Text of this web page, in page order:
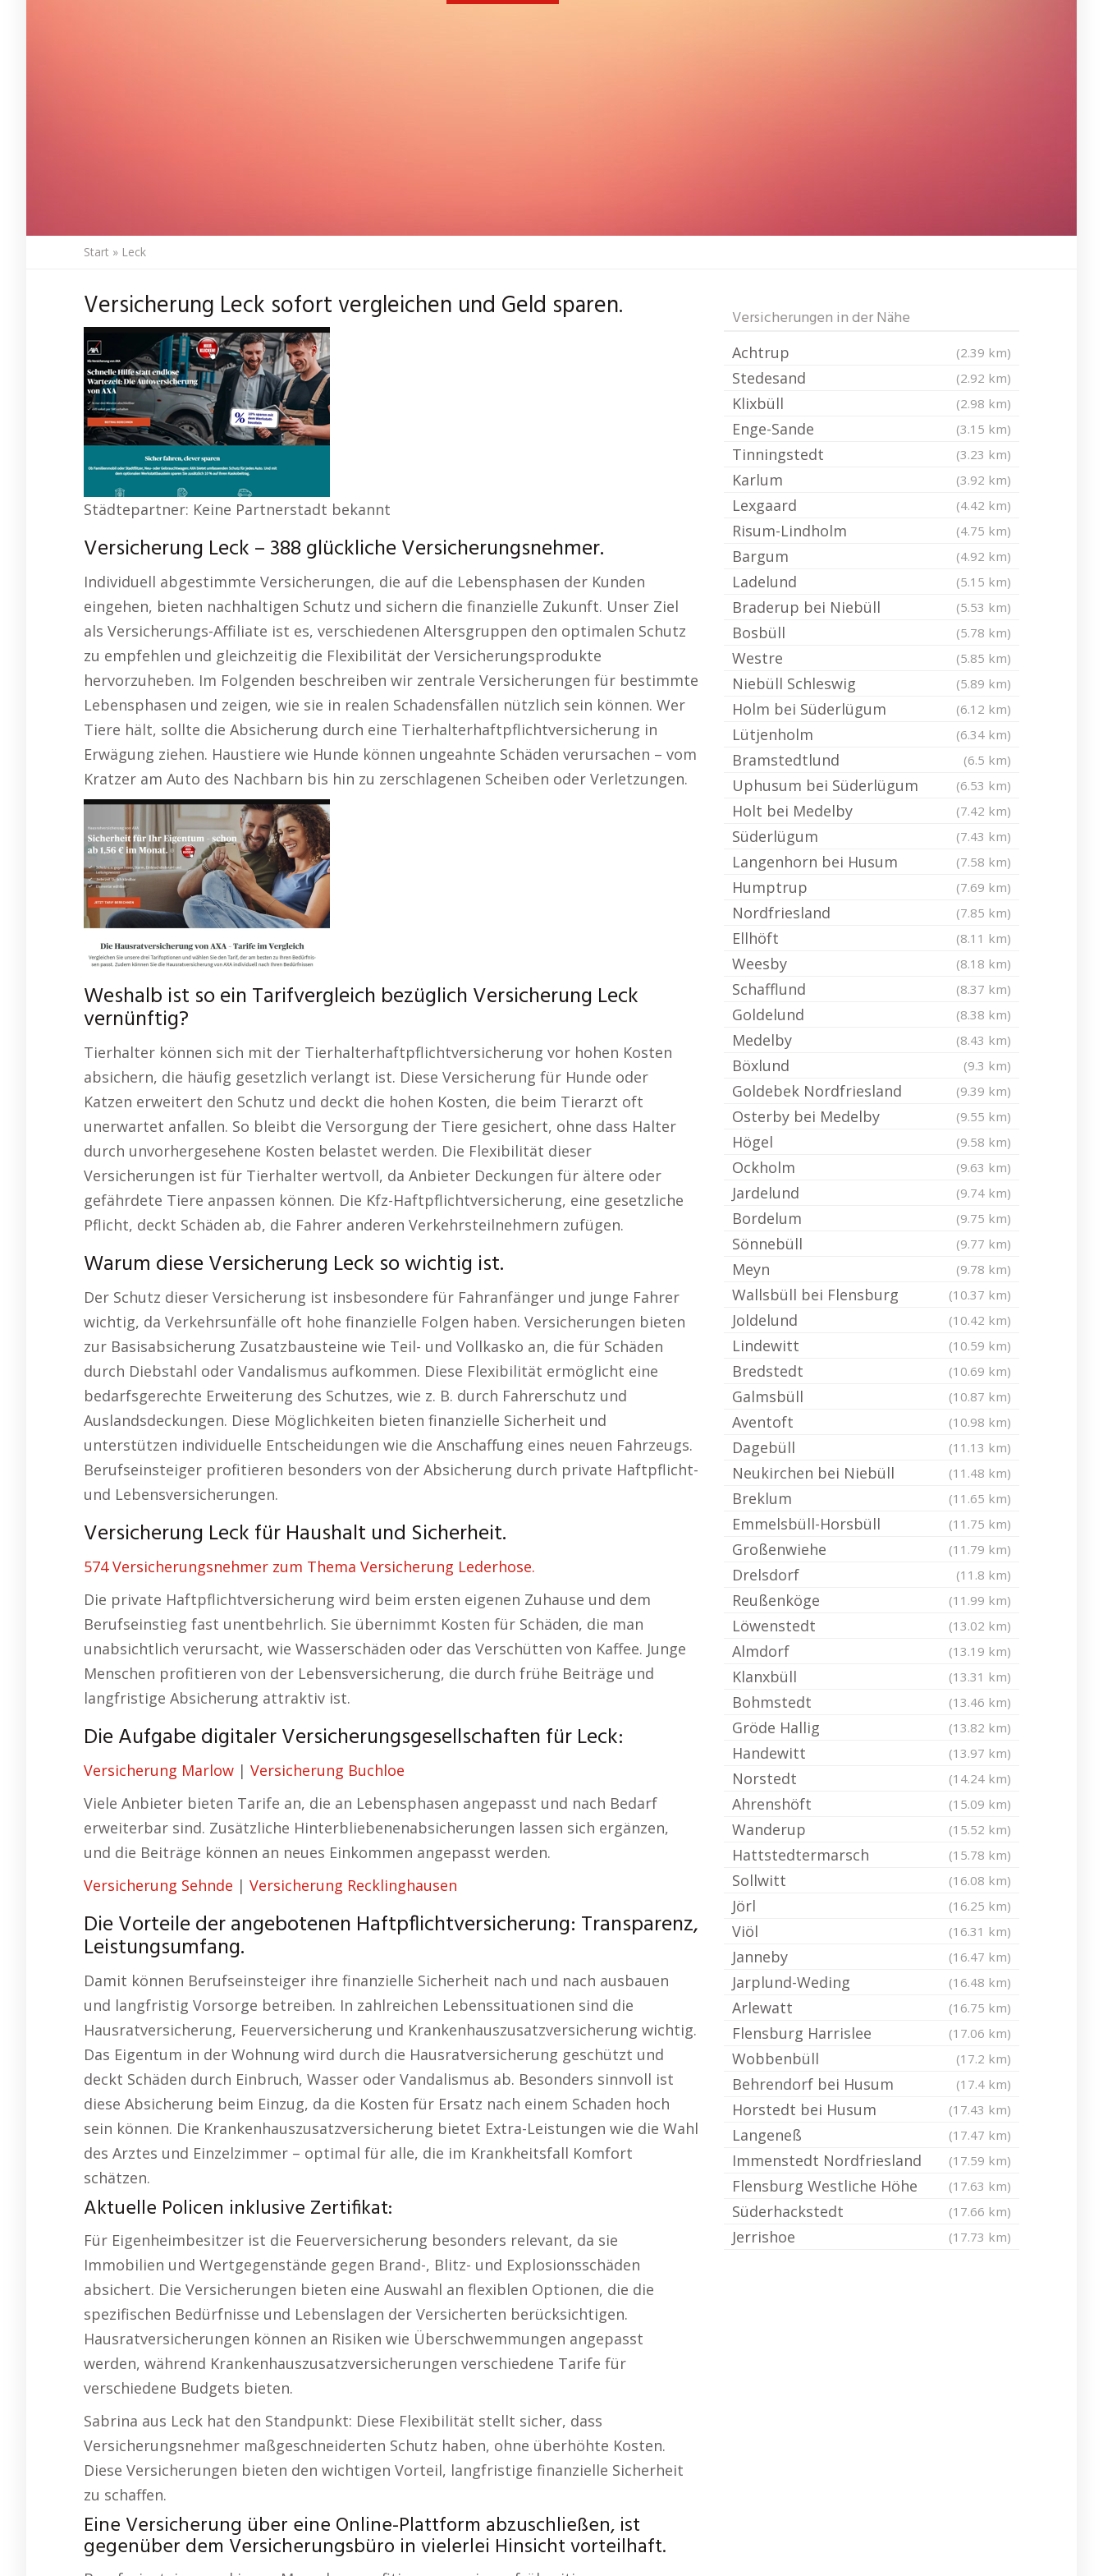
Start » Leck
Versicherung Leck sofort vergleichen und Geld sparen.
Städtepartner: Keine Partnerstadt bekannt
Versicherung Leck – 388 glückliche Versicherungsnehmer.
Individuell abgestimmte Versicherungen, die auf die Lebensphasen der Kunden
eingehen, bieten nachhaltigen Schutz und sichern die finanzielle Zukunft. Unser Ziel
als Versicherungs-Affiliate ist es, verschiedenen Altersgruppen den optimalen Schutz
zu empfehlen und gleichzeitig die Flexibilität der Versicherungsprodukte
hervorzuheben. Im Folgenden beschreiben wir zentrale Versicherungen für bestimmte
Lebensphasen und zeigen, wie sie in realen Schadensfällen nützlich sein können. Wer
Tiere hält, sollte die Absicherung durch eine Tierhalterhaftpflichtversicherung in
Erwägung ziehen. Haustiere wie Hunde können ungeahnte Schäden verursachen – vom
Kratzer am Auto des Nachbarn bis hin zu zerschlagenen Scheiben oder Verletzungen.
Weshalb ist so ein Tarifvergleich bezüglich Versicherung Leck
vernünftig?
Tierhalter können sich mit der Tierhalterhaftpflichtversicherung vor hohen Kosten
absichern, die häufig gesetzlich verlangt ist. Diese Versicherung für Hunde oder
Katzen erweitert den Schutz und deckt die hohen Kosten, die beim Tierarzt oft
unerwartet anfallen. So bleibt die Versorgung der Tiere gesichert, ohne dass Halter
durch unvorhergesehene Kosten belastet werden. Die Flexibilität dieser
Versicherungen ist für Tierhalter wertvoll, da Anbieter Deckungen für ältere oder
gefährdete Tiere anpassen können. Die Kfz-Haftpflichtversicherung, eine gesetzliche
Pflicht, deckt Schäden ab, die Fahrer anderen Verkehrsteilnehmern zufügen.
Warum diese Versicherung Leck so wichtig ist.
Der Schutz dieser Versicherung ist insbesondere für Fahranfänger und junge Fahrer
wichtig, da Verkehrsunfälle oft hohe finanzielle Folgen haben. Versicherungen bieten
zur Basisabsicherung Zusatzbausteine wie Teil- und Vollkasko an, die für Schäden
durch Diebstahl oder Vandalismus aufkommen. Diese Flexibilität ermöglicht eine
bedarfsgerechte Erweiterung des Schutzes, wie z. B. durch Fahrerschutz und
Auslandsdeckungen. Diese Möglichkeiten bieten finanzielle Sicherheit und
unterstützen individuelle Entscheidungen wie die Anschaffung eines neuen Fahrzeugs.
Berufseinsteiger profitieren besonders von der Absicherung durch private Haftpflicht-
und Lebensversicherungen.
Versicherung Leck für Haushalt und Sicherheit.
574 Versicherungsnehmer zum Thema Versicherung Lederhose.
Die private Haftpflichtversicherung wird beim ersten eigenen Zuhause und dem
Berufseinstieg fast unentbehrlich. Sie übernimmt Kosten für Schäden, die man
unabsichtlich verursacht, wie Wasserschäden oder das Verschütten von Kaffee. Junge
Menschen profitieren von der Lebensversicherung, die durch frühe Beiträge und
langfristige Absicherung attraktiv ist.
Die Aufgabe digitaler Versicherungsgesellschaften für Leck:
Versicherung Marlow | Versicherung Buchloe
Viele Anbieter bieten Tarife an, die an Lebensphasen angepasst und nach Bedarf
erweiterbar sind. Zusätzliche Hinterbliebenenabsicherungen lassen sich ergänzen,
und die Beiträge können an neues Einkommen angepasst werden.
Versicherung Sehnde | Versicherung Recklinghausen
Die Vorteile der angebotenen Haftpflichtversicherung: Transparenz,
Leistungsumfang.
Damit können Berufseinsteiger ihre finanzielle Sicherheit nach und nach ausbauen
und langfristig Vorsorge betreiben. In zahlreichen Lebenssituationen sind die
Hausratversicherung, Feuerversicherung und Krankenhauszusatzversicherung wichtig.
Das Eigentum in der Wohnung wird durch die Hausratversicherung geschützt und
deckt Schäden durch Einbruch, Wasser oder Vandalismus ab. Besonders sinnvoll ist
diese Absicherung beim Einzug, da die Kosten für Ersatz nach einem Schaden hoch
sein können. Die Krankenhauszusatzversicherung bietet Extra-Leistungen wie die Wahl
des Arztes und Einzelzimmer – optimal für alle, die im Krankheitsfall Komfort
schätzen.
Aktuelle Policen inklusive Zertifikat:
Für Eigenheimbesitzer ist die Feuerversicherung besonders relevant, da sie
Immobilien und Wertgegenstände gegen Brand-, Blitz- und Explosionsschäden
absichert. Die Versicherungen bieten eine Auswahl an flexiblen Optionen, die die
spezifischen Bedürfnisse und Lebenslagen der Versicherten berücksichtigen.
Hausratversicherungen können an Risiken wie Überschwemmungen angepasst
werden, während Krankenhauszusatzversicherungen verschiedene Tarife für
verschiedene Budgets bieten.
Sabrina aus Leck hat den Standpunkt: Diese Flexibilität stellt sicher, dass
Versicherungsnehmer maßgeschneiderten Schutz haben, ohne überhöhte Kosten.
Diese Versicherungen bieten den wichtigen Vorteil, langfristige finanzielle Sicherheit
zu schaffen.
Eine Versicherung über eine Online-Plattform abzuschließen, ist
gegenüber dem Versicherungsbüro in vielerlei Hinsicht vorteilhaft.
Versicherungen in der Nähe
Achtrup (2.39 km)
Stedesand (2.92 km)
Klixbüll (2.98 km)
Enge-Sande (3.15 km)
Tinningstedt (3.23 km)
Karlum (3.92 km)
Lexgaard (4.42 km)
Risum-Lindholm (4.75 km)
Bargum (4.92 km)
Ladelund (5.15 km)
Braderup bei Niebüll (5.53 km)
Bosbüll (5.78 km)
Westre (5.85 km)
Niebüll Schleswig (5.89 km)
Holm bei Süderlügum (6.12 km)
Lütjenholm (6.34 km)
Bramstedtlund (6.5 km)
Uphusum bei Süderlügum (6.53 km)
Holt bei Medelby (7.42 km)
Süderlügum (7.43 km)
Langenhorn bei Husum (7.58 km)
Humptrup (7.69 km)
Nordfriesland (7.85 km)
Ellhöft (8.11 km)
Weesby (8.18 km)
Schafflund (8.37 km)
Goldelund (8.38 km)
Medelby (8.43 km)
Böxlund (9.3 km)
Goldebek Nordfriesland (9.39 km)
Osterby bei Medelby (9.55 km)
Högel (9.58 km)
Ockholm (9.63 km)
Jardelund (9.74 km)
Bordelum (9.75 km)
Sönnebüll (9.77 km)
Meyn (9.78 km)
Wallsbüll bei Flensburg (10.37 km)
Joldelund (10.42 km)
Lindewitt (10.59 km)
Bredstedt (10.69 km)
Galmsbüll (10.87 km)
Aventoft (10.98 km)
Dagebüll (11.13 km)
Neukirchen bei Niebüll (11.48 km)
Breklum (11.65 km)
Emmelsbüll-Horsbüll (11.75 km)
Großenwiehe (11.79 km)
Drelsdorf (11.8 km)
Reußenköge (11.99 km)
Löwenstedt (13.02 km)
Almdorf (13.19 km)
Klanxbüll (13.31 km)
Bohmstedt (13.46 km)
Gröde Hallig (13.82 km)
Handewitt (13.97 km)
Norstedt (14.24 km)
Ahrenshöft (15.09 km)
Wanderup (15.52 km)
Hattstedtermarsch (15.78 km)
Sollwitt (16.08 km)
Jörl (16.25 km)
Viöl (16.31 km)
Janneby (16.47 km)
Jarplund-Weding (16.48 km)
Arlewatt (16.75 km)
Flensburg Harrislee (17.06 km)
Wobbenbüll (17.2 km)
Behrendorf bei Husum (17.4 km)
Horstedt bei Husum (17.43 km)
Langeneß (17.47 km)
Immenstedt Nordfriesland (17.59 km)
Flensburg Westliche Höhe (17.63 km)
Süderhackstedt (17.66 km)
Jerrishoe (17.73 km)